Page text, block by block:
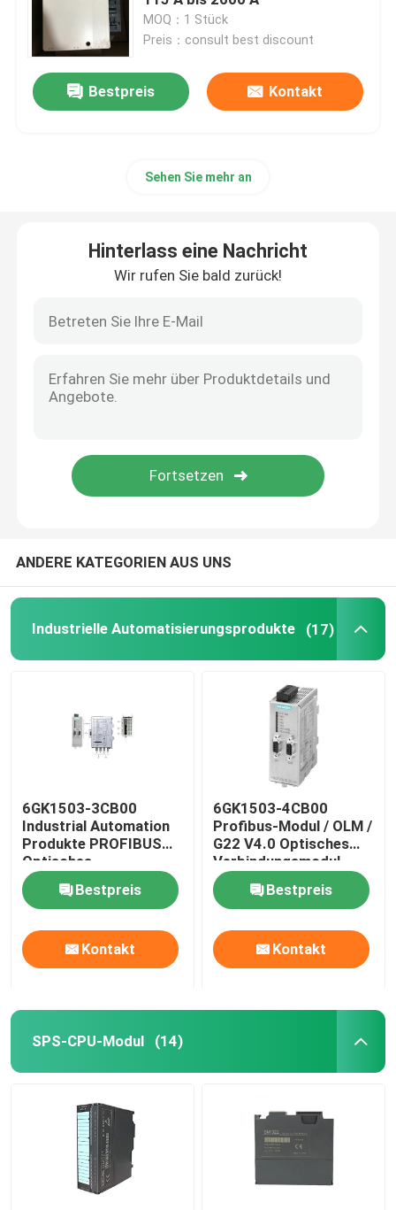
Verbindungen für Kabelverstärkung
Explosionssichere Schalter und Steckdosen
Annäherungssensorschalter
industrielles Steuerrelais
Druckknopf elektrischer Schalter
Elektrische Sicherheits-Sicherungen
Lärm-Schienen-Energie-Meter
mit einer Breite von mehr als 20 mm,
Selbst, der Kabelbinder zuschließt
MOQ：1 Stück
Preis：consult best discount
Bestpreis Kontakt
Sehen Sie mehr an
Hinterlass eine Nachricht
Wir rufen Sie bald zurück!
ANDERE KATEGORIEN AUS UNS
Industrielle Automatisierungsprodukte (17)
6GK1503-3CB00
Industrial Automation
Produkte PROFIBUS
Optisches
Verbindungsmodul
Bestpreis
Kontakt
6GK1503-4CB00
Profibus-Modul / OLM /
G22 V4.0 Optisches
Verbindungsmodul
Bestpreis
Kontakt
SPS-CPU-Modul (14)